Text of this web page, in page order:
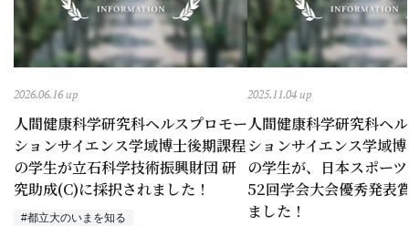
2026.06.16 up
人間健康科学研究科ヘルスプロモー
ションサイエンス学域博士後期課程
の学生が立石科学技術振興財団 研
究助成(C)に採択されました！
#都立大のいまを知る
2025.11.04 up
人間健康科学研究科ヘ
ションサイエンス学域
の学生が、日本スポー
52回学会⼤会優秀発表
ました！